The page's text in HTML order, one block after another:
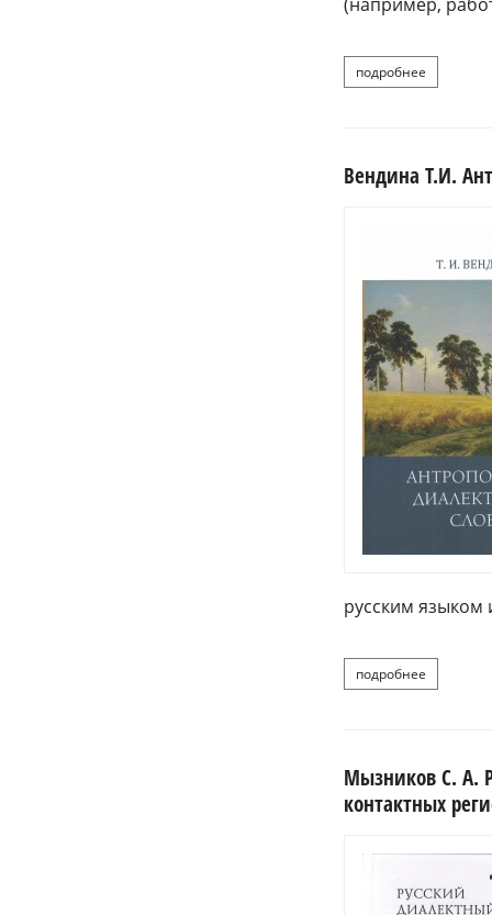
(например,
подробнее
Вендина Т.И.
русским языком
подробнее
Мызников С. А.
контактных